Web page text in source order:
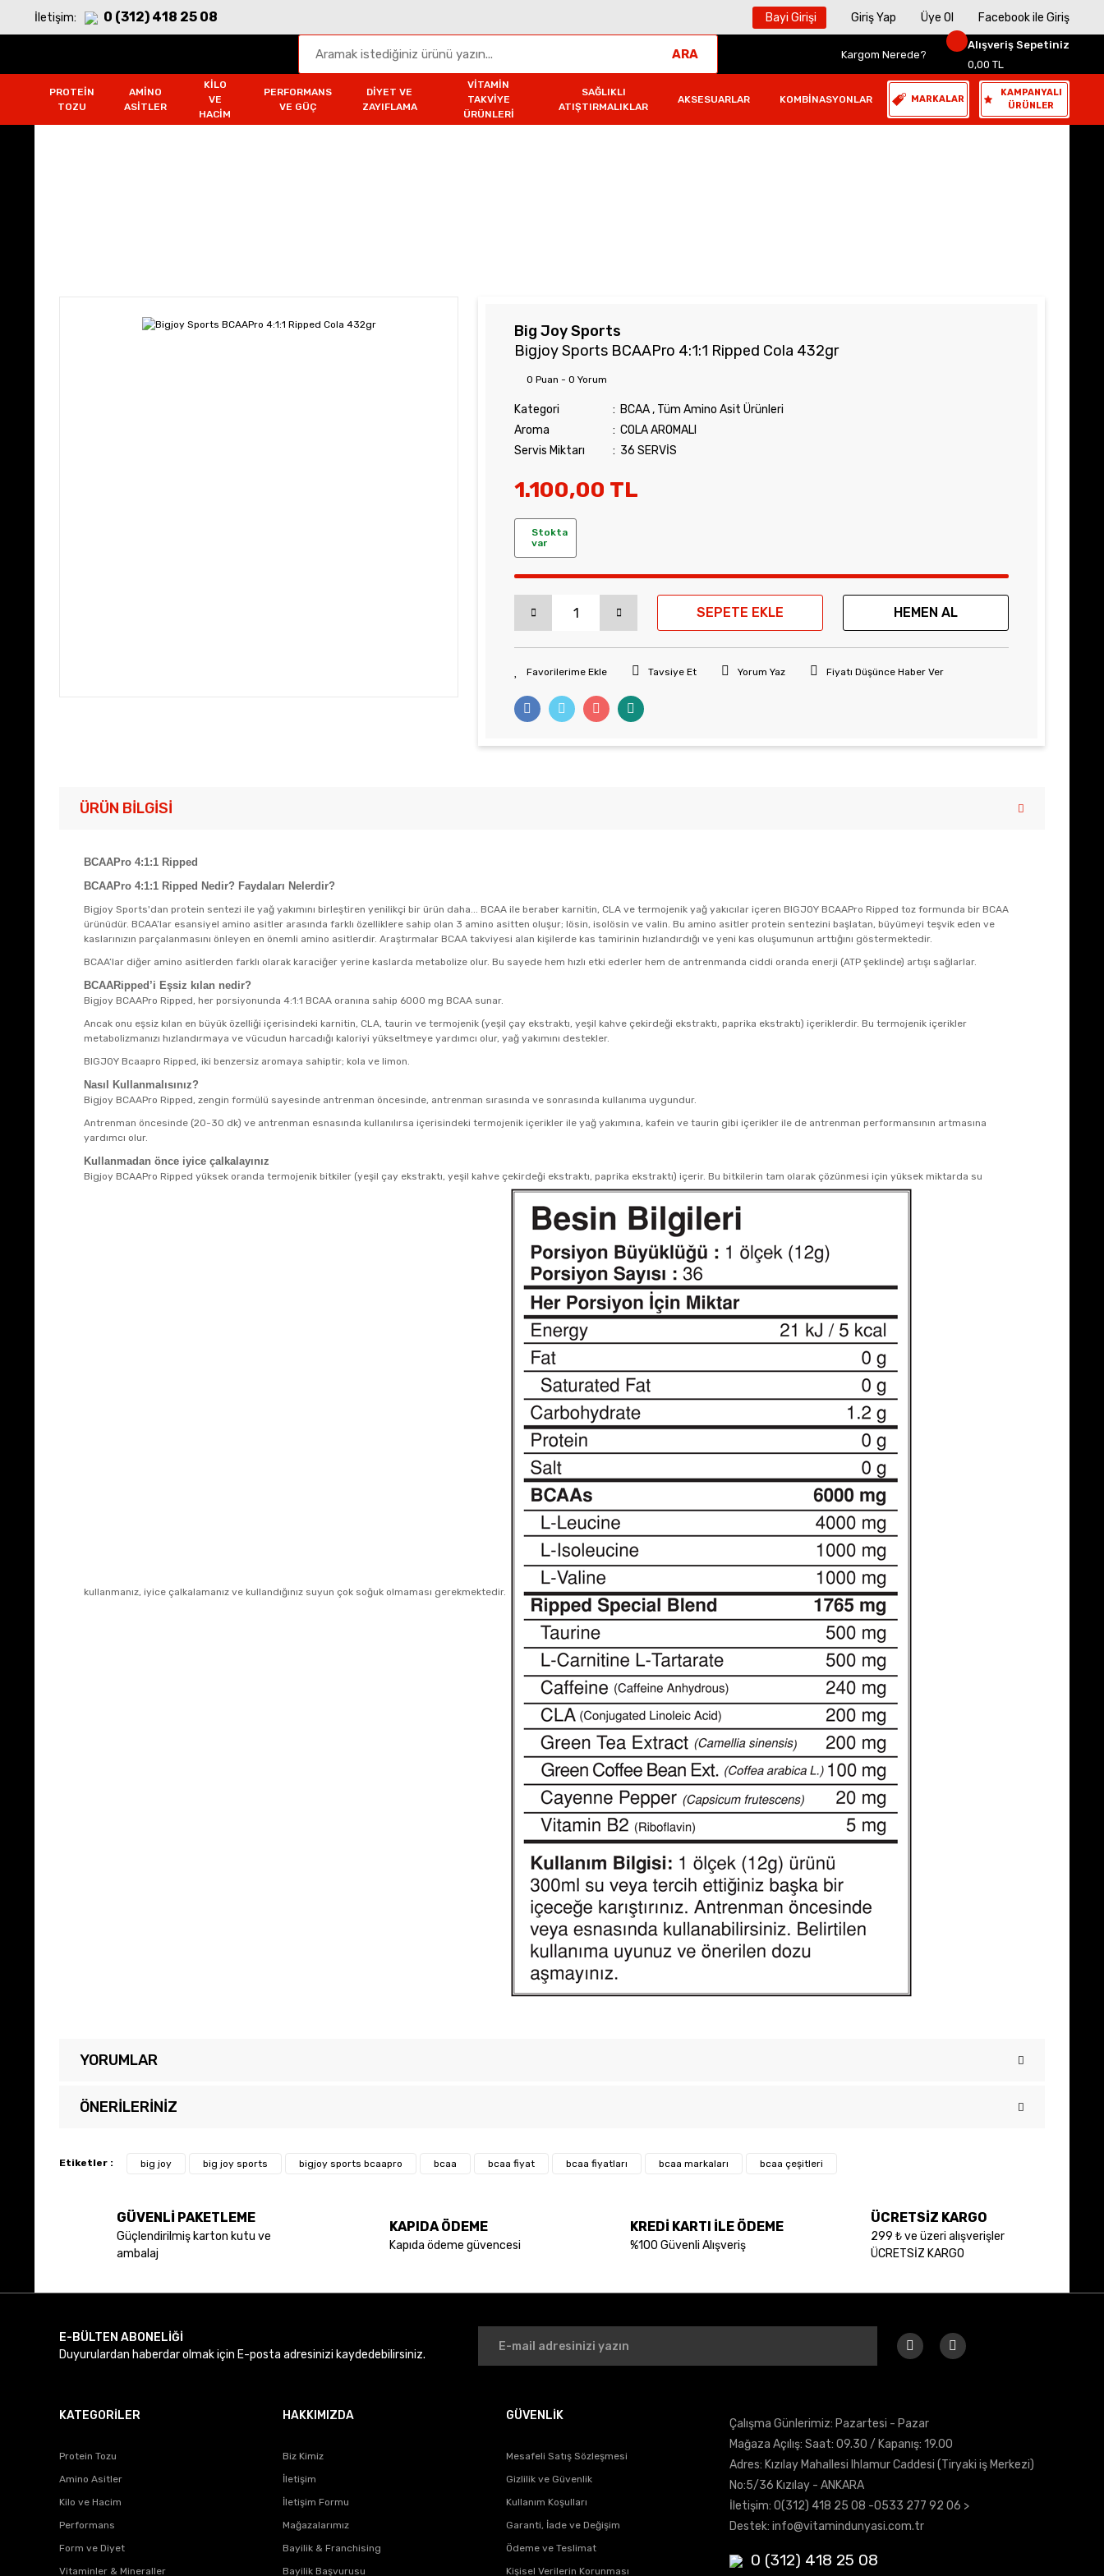
İletişim: 0 (312) 418 25 08 Bayi Girişi Giriş Yap Üye Ol Facebook ile Giriş
ARA Kargom Nerede?
Alışveriş Sepetiniz
0,00 TL
PROTEIN
TOZU
AMINO
ASITLER
KILO
VE
HACIM
PERFORMANS
VE GÜÇ
DIYET VE
ZAYIFLAMA
VITAMIN
TAKVIYE
ÜRÜNLERI
SAĞLIKLI
ATIŞTIRMALIKLAR
AKSESUARLAR KOMBINASYONLAR MARKALAR
KAMPANYALI
ÜRÜNLER
Big Joy Sports
Bigjoy Sports BCAAPro 4:1:1 Ripped Cola 432gr
0 Puan - 0 Yorum
Kategori BCAA, Tüm Amino Asit Ürünleri
Aroma
COLA AROMALI
Servis Miktarı
36 SERVİS
1.100,00 TL
Stokta
var
SEPETE EKLE HEMEN AL
Tavsiye Et Yorum Yaz Fiyatı Düşünce Haber Ver
ÜRÜN BILGISI
BCAAPro 4:1:1 Ripped
BCAAPro 4:1:1 Ripped Nedir? Faydaları Nelerdir?
Bigjoy Sports'dan protein sentezi ile yağ yakımını birleştiren yenilikçi bir ürün daha... BCAA ile beraber karnitin, CLA ve termojenik yağ yakıcılar içeren BIGJOY BCAAPro Ripped toz formunda bir BCAA
ürünüdür. BCAA’lar esansiyel amino asitler arasında farklı özelliklere sahip olan 3 amino asitten oluşur; lösin, isolösin ve valin. Bu amino asitler protein sentezini başlatan, büyümeyi teşvik eden ve
kaslarınızın parçalanmasını önleyen en önemli amino asitlerdir. Araştırmalar BCAA takviyesi alan kişilerde kas tamirinin hızlandırdığı ve yeni kas oluşumunun arttığını göstermektedir.
BCAA’lar diğer amino asitlerden farklı olarak karaciğer yerine kaslarda metabolize olur. Bu sayede hem hızlı etki ederler hem de antrenmanda ciddi oranda enerji (ATP şeklinde) artışı sağlarlar.
BCAARipped’i Eşsiz kılan nedir?
Bigjoy BCAAPro Ripped, her porsiyonunda 4:1:1 BCAA oranına sahip 6000 mg BCAA sunar.
Ancak onu eşsiz kılan en büyük özelliği içerisindeki karnitin, CLA, taurin ve termojenik (yeşil çay ekstraktı, yeşil kahve çekirdeği ekstraktı, paprika ekstraktı) içeriklerdir. Bu termojenik içerikler
metabolizmanızı hızlandırmaya ve vücudun harcadığı kaloriyi yükseltmeye yardımcı olur, yağ yakımını destekler.
BIGJOY Bcaapro Ripped, iki benzersiz aromaya sahiptir; kola ve limon.
Nasıl Kullanmalısınız?
Bigjoy BCAAPro Ripped, zengin formülü sayesinde antrenman öncesinde, antrenman sırasında ve sonrasında kullanıma uygundur.
Antrenman öncesinde (20-30 dk) ve antrenman esnasında kullanılırsa içerisindeki termojenik içerikler ile yağ yakımına, kafein ve taurin gibi içerikler ile de antrenman performansının artmasına
yardımcı olur.
Kullanmadan önce iyice çalkalayınız
Bigjoy BCAAPro Ripped yüksek oranda termojenik bitkiler (yeşil çay ekstraktı, yeşil kahve çekirdeği ekstraktı, paprika ekstraktı) içerir. Bu bitkilerin tam olarak çözünmesi için yüksek miktarda su
kullanmanız, iyice çalkalamanız ve kullandığınız suyun çok soğuk olmaması gerekmektedir.
YORUMLAR
Yorum Yaz
ÖNERILERINIZ
Ürün açıklamasında eksik bilgiler bulunuyor.
Ürün bilgilerinde hatalar bulunuyor.
Ürün fiyatı diğer sitelerden daha pahalı.
Etiketler : big joy big joy sports bigjoy sports bcaapro bcaa bcaa fiyat bcaa fiyatları bcaa markaları bcaa çeşitleri
GÜVENLİ PAKETLEME
Güçlendirilmiş karton kutu ve
ambalaj
KAPIDA ÖDEME
Kapıda ödeme güvencesi
KREDİ KARTI İLE ÖDEME
%100 Güvenli Alışveriş
ÜCRETSİZ KARGO
299 ₺ ve üzeri alışverişler
ÜCRETSİZ KARGO
E-BÜLTEN ABONELİĞİ
Duyurulardan haberdar olmak için E-posta adresinizi kaydedebilirsiniz.
KATEGORİLER
Protein Tozu
Amino Asitler
Kilo ve Hacim
Performans
Form ve Diyet
Vitaminler & Mineraller
HAKKIMIZDA
Biz Kimiz
İletişim
İletişim Formu
Mağazalarımız
Bayilik & Franchising
Bayilik Başvurusu
GÜVENLİK
Mesafeli Satış Sözleşmesi
Gizlilik ve Güvenlik
Kullanım Koşulları
Garanti, İade ve Değişim
Ödeme ve Teslimat
Kişisel Verilerin Korunması
Çalışma Günlerimiz: Pazartesi - Pazar
Mağaza Açılış: Saat: 09.30 / Kapanış: 19.00
Adres: Kızılay Mahallesi Ihlamur Caddesi (Tiryaki iş Merkezi)
No:5/36 Kızılay - ANKARA
İletişim: 0(312) 418 25 08 -0533 277 92 06 >
Destek: info@vitamindunyasi.com.tr
0 (312) 418 25 08